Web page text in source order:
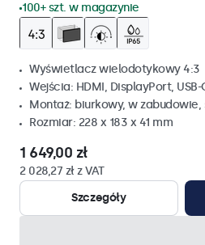
100+ szt. w magazynie
Wyświetlacz wielodotykowy 4:3
Wejścia: HDMI, DisplayPort, USB-
Montaż: biurkowy, w zabudowie,
Rozmiar: 228 x 183 x 41 mm
1 649,00 zł
2 028,27 zł z VAT
Szczegóły